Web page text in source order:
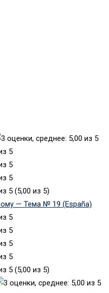
(5,00 из 5)
— Тема № 19 (España)
(5,00 из 5)